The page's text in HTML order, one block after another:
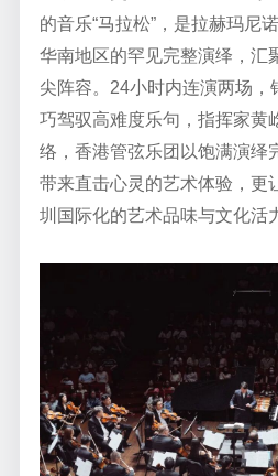
的音乐“马拉松”，是拉赫玛尼
华南地区的罕见完整演绎，汇
尖阵容。24小时内连演两场，
巧驾驭高难度乐句，指挥家黄
络，香港管弦乐团以饱满演绎
带来直击心灵的艺术体验，更
圳国际化的艺术品味与文化活